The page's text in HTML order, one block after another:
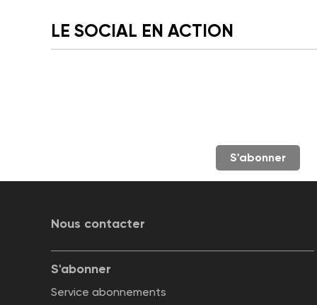
LE SOCIAL EN ACTION
S'abonner
Nous contacter
S'abonner
Service abonnements